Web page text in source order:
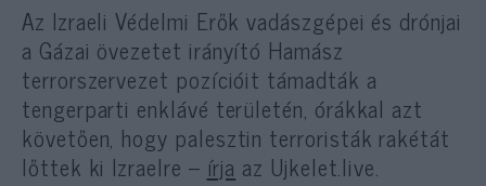
Az Izraeli Védelmi Erők vadászgépei és drónjai
a Gázai övezetet irányító Hamász
terrorszervezet pozícióit támadták a
tengerparti enklávé területén, órákkal azt
követően, hogy palesztin terroristák rakétát
lőttek ki Izraelre – írja az Ujkelet.live.